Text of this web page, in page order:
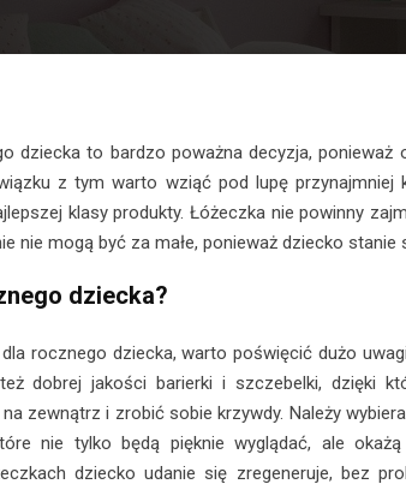
dziecka to bardzo poważna decyzja,
z tym warto wziąć pod lupę przynajmniej
klasy produkty. Łóżeczka nie powinny
nie mogą być za małe, ponieważ dziecko stanie
dziecka?
rocznego dziecka, warto poświęcić dużo
dobrej jakości barierki i szczebelki, dzięki
zewnątrz i zrobić sobie krzywdy. Należy
nie tylko będą pięknie wyglądać, ale
dziecko udanie się zregeneruje, bez